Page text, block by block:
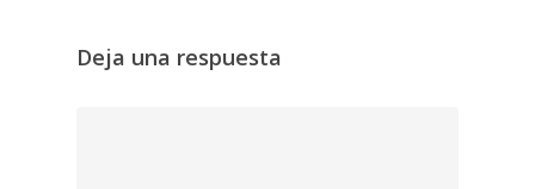
Deja una respuesta